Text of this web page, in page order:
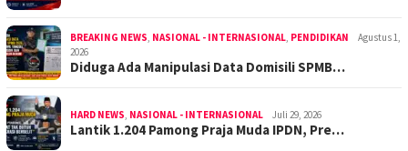
BREAKING NEWS, NASIONAL - INTERNASIONAL, PENDIDIKAN
Agustus 1,
2026
Diduga Ada Manipulasi Data Domisili SPMB…
HARD NEWS, NASIONAL - INTERNASIONAL Juli 29, 2026
Lantik 1.204 Pamong Praja Muda IPDN, Pre…